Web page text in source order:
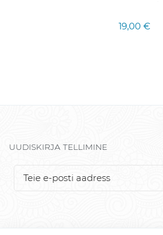
19,00 €
UUDISKIRJA TELLIMINE